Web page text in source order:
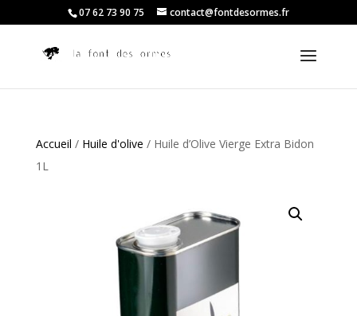
07 62 73 90 75 contact@fontdesormes.fr
Accueil / Huile d'olive / Huile d’Olive Vierge Extra Bidon
1L